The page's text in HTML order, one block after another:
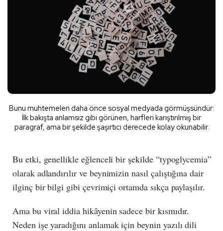
Bunu muhtemelen daha önce sosyal medyada görmüşsündür:
İlk bakışta anlamsız gibi görünen, harfleri karıştırılmış bir
paragraf, ama bir şekilde şaşırtıcı derecede kolay okunabilir.
Bu etki, genellikle eğlenceli bir şekilde “typoglycemia”
olarak adlandırılır ve beynimizin nasıl çalıştığına dair
ilginç bir bilgi gibi çevrimiçi ortamda sıkça paylaşılır.
Ama bu viral iddia hikâyenin sadece bir kısmıdır.
Neden işe yaradığını anlamak için beynin yazılı dili